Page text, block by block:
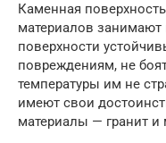
Каменная
материалов
поверхности
повреждениям, не
температуры им не
имеют свои
материалы — гранит и